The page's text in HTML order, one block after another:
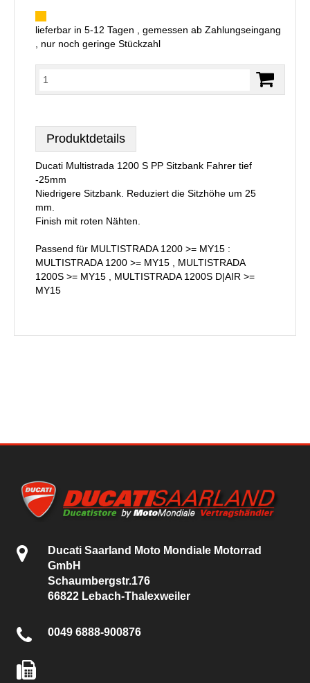
lieferbar in 5-12 Tagen , gemessen ab Zahlungseingang
, nur noch geringe Stückzahl
Produktdetails
Ducati Multistrada 1200 S PP Sitzbank Fahrer tief
-25mm
Niedrigere Sitzbank. Reduziert die Sitzhöhe um 25
mm.
Finish mit roten Nähten.
Passend für MULTISTRADA 1200 >= MY15 :
MULTISTRADA 1200 >= MY15 , MULTISTRADA
1200S >= MY15 , MULTISTRADA 1200S D|AIR >=
MY15
Ducati Saarland Moto Mondiale Motorrad
GmbH
Schaumbergstr.176
66822 Lebach-Thalexweiler
0049 6888-900876